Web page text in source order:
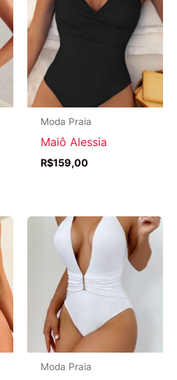
Moda Praia
Maiô Alessia
R$159,00
Moda Praia